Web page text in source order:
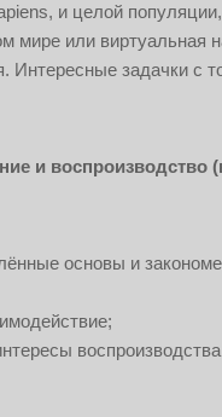
и целой
мире или
задачки с
и воспроизводство
основы и
воспроизводства